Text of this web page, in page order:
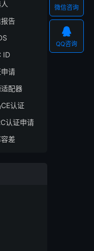
告
ID
请
配器
认证
认证申请
差
微信咨询

QQ咨询